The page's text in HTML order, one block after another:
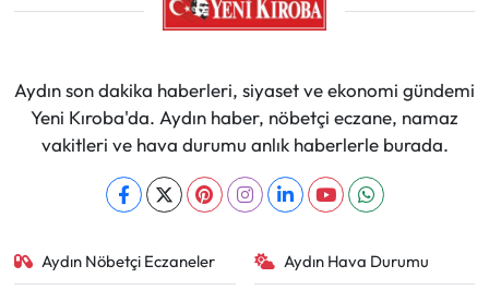
Aydın son dakika haberleri, siyaset ve ekonomi gündemi
Yeni Kıroba'da. Aydın haber, nöbetçi eczane, namaz
vakitleri ve hava durumu anlık haberlerle burada.
Aydın Nöbetçi Eczaneler Aydın Hava Durumu